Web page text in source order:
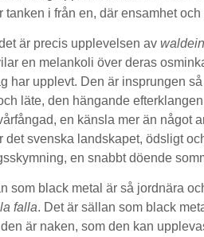
tanken i från en, där ensamhet
är precis upplevelsen av
en melankoli över deras
har upplevt. Den är insprungen
läte, den hängande
en känsla mer än något
det svenska landskapet, ödsligt
en snabbt döende
som black metal är så jordnära
falla. Det är sällan som black
är naken, som den kan